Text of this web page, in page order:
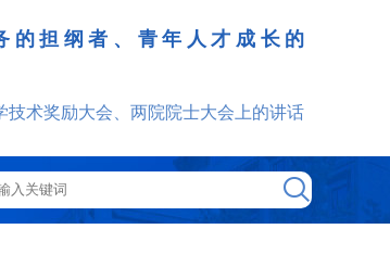
的担纲者、青年人才成长的
术奖励大会、两院院士大会上的讲话